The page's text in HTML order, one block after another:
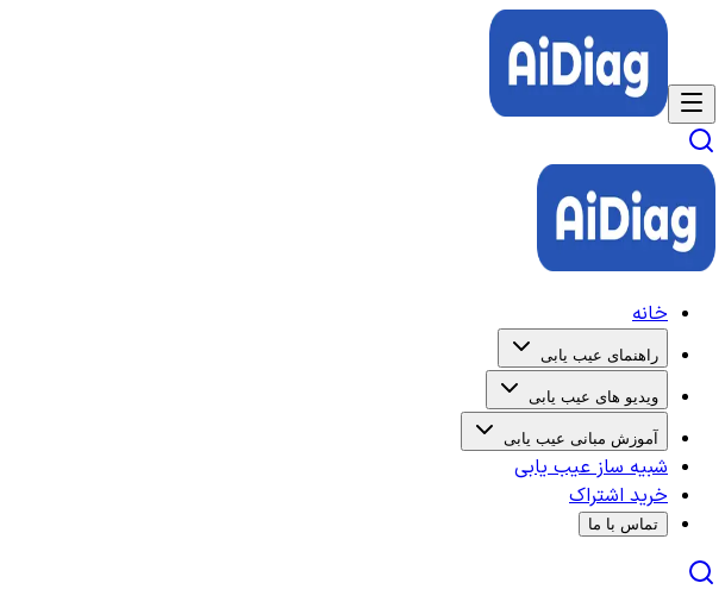
خانه
راهنمای عیب یابی
ویدیو های عیب یابی
آموزش مبانی عیب یابی
شبیه ساز عیب یابی
خرید اشتراک
تماس با ما